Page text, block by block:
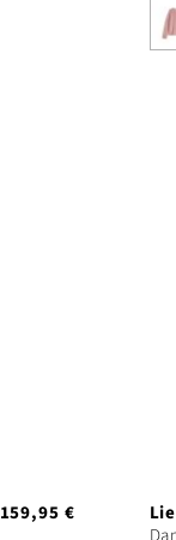
159,95 €